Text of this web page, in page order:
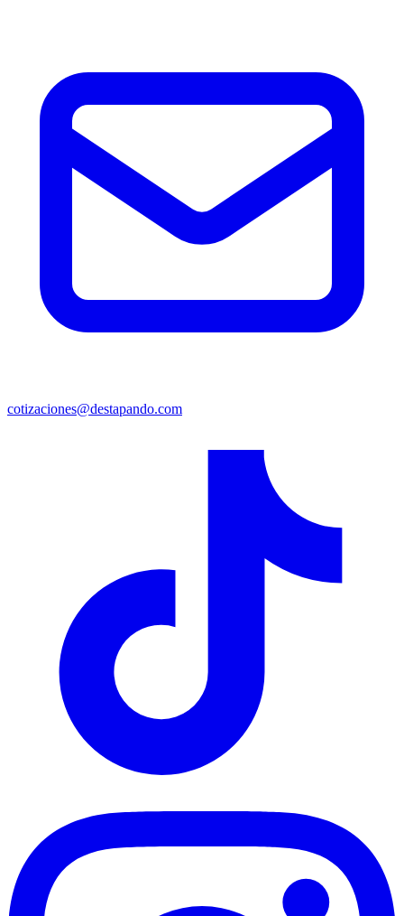
cotizaciones@destapando.com